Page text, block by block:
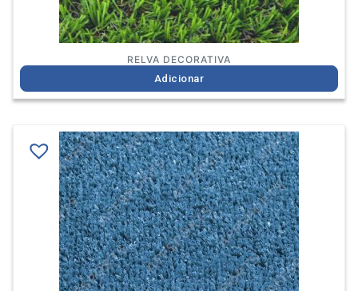
RELVA DECORATIVA
Adicionar